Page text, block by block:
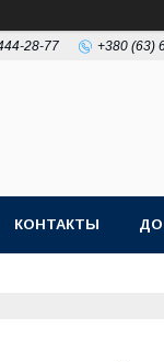
28-77 +380 (63)
КОНТАКТЫ